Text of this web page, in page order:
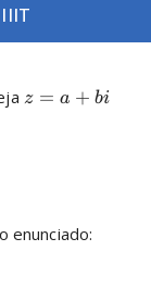
Seja
z = a + bi
enunciado: